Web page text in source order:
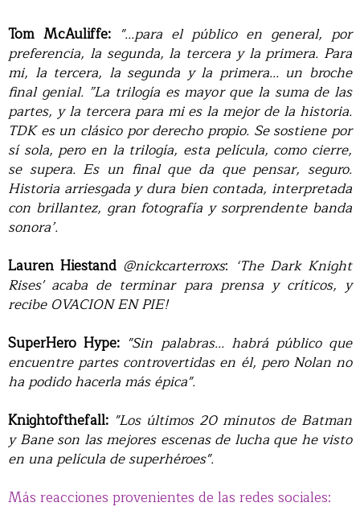
Tom McAuliffe: "...para el público en general, por
preferencia, la segunda, la tercera y la primera. Para
mi, la tercera, la segunda y la primera... un broche
final genial. ”La trilogía es mayor que la suma de las
partes, y la tercera para mi es la mejor de la historia.
TDK es un clásico por derecho propio. Se sostiene por
sí sola, pero en la trilogía, esta película, como cierre,
se supera. Es un final que da que pensar, seguro.
Historia arriesgada y dura bien contada, interpretada
con brillantez, gran fotografía y sorprendente banda
sonora’.
Lauren Hiestand @nickcarterroxs: ‘The Dark Knight
Rises' acaba de terminar para prensa y críticos, y
recibe OVACION EN PIE!
SuperHero Hype: "Sin palabras... habrá público que
encuentre partes controvertidas en él, pero Nolan no
ha podido hacerla más épica".
Knightofthefall: "Los últimos 20 minutos de Batman
y Bane son las mejores escenas de lucha que he visto
en una película de superhéroes".
Más reacciones provenientes de las redes sociales: